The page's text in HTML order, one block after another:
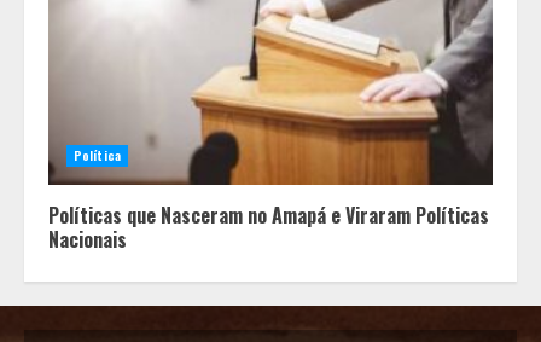
Política
Políticas que Nasceram no Amapá e Viraram Políticas
Nacionais